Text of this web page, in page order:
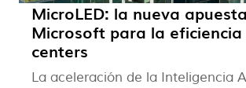
MicroLED: la nueva
Microsoft para la
centers
La aceleración de la Inteligencia